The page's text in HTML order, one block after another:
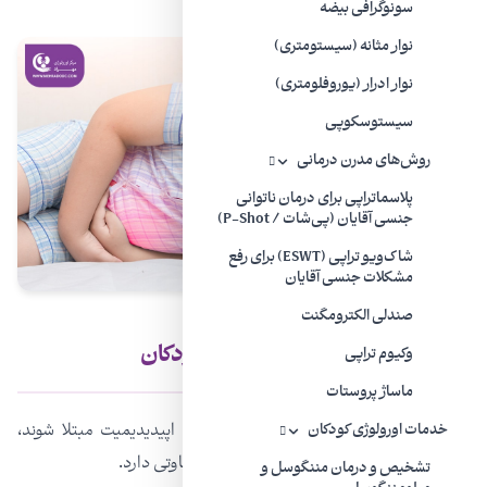
سونوگرافی بیضه
نوار مثانه (سیستومتری)
نوار ادرار (یوروفلومتری)
سیستوسکوپی
روش‌های مدرن درمانی
پلاسماتراپی برای درمان ناتوانی
جنسی آقایان (پی‌شات / P-Shot)
شاک‌ویو تراپی (ESWT) برای رفع
مشکلات جنسی آقایان
صندلی الکترومگنت
وکیوم تراپی
ماساژ پروستات
خدمات اورولوژی کودکان
تشخیص و درمان مننگوسل و
اپیدیدیمیت یا عفونت بیضه در کودکان
کودکان هم مثل بزرگسالان ممکن است به اپیدیدیمیت مبتلا شوند،
اگرچه التهاب آنها به احتمال زیاد علت‌های متفاوتی دارد.